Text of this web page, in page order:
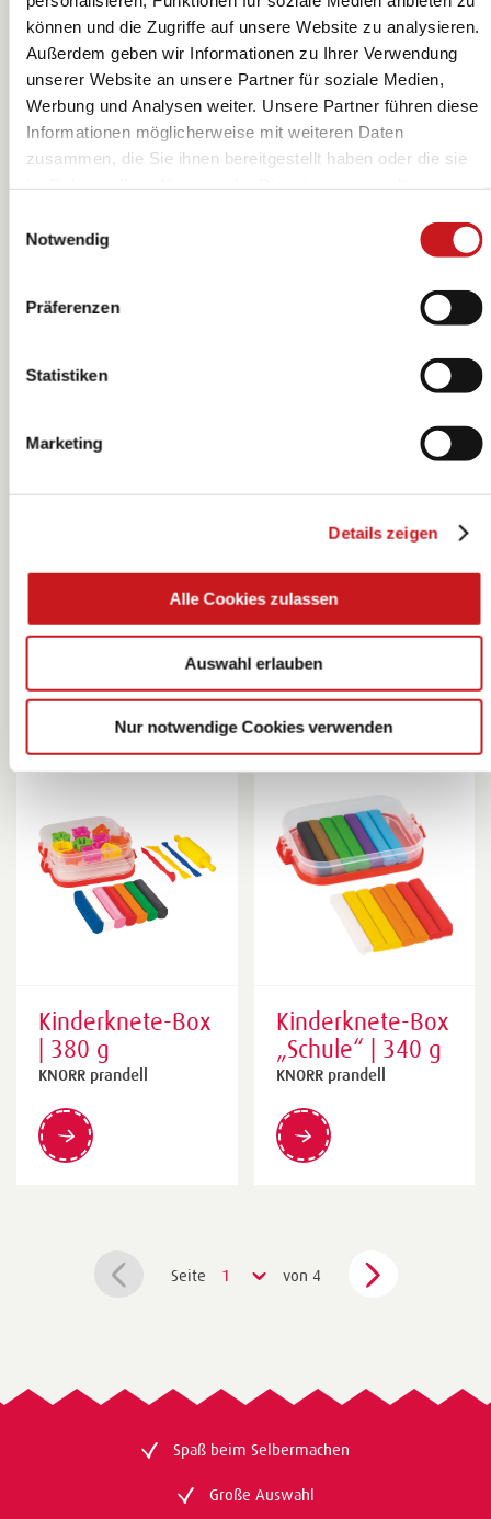
können und die Zugriffe auf unsere Website zu analysieren.
Außerdem geben wir Informationen zu Ihrer Verwendung
unserer Website an unsere Partner für soziale Medien,
Werbung und Analysen weiter. Unsere Partner führen diese
Informationen möglicherweise mit weiteren Daten
zusammen, die Sie ihnen bereitgestellt haben oder die sie
mehr darüber, wer wir sind, wie Sie uns kontaktieren
können und wie wir personenbezogene Daten verarbeiten.
Notwendig
Präferenzen
Statistiken
Marketing
Details zeigen
Alle Cookies zulassen
Auswahl erlauben
Nur notwendige Cookies verwenden
Kinderknete-Set
| 200 g
KNORR prandell
Kinderknete-Set
| 500 g
KNORR prandell
| 1000 g
Kinderknete-Set
| 700 g
KNORR prandell
Kinderknete-Box
| 380 g
KNORR prandell
Kinderknete-Box
„Schule“ | 340 g
KNORR prandell
Seite 1 von 4
Spaß beim Selbermachen
Große Auswahl